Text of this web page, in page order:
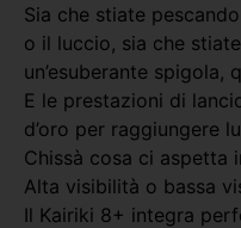
Sia che stiate
o il luccio, sia che
un’esuberante spigola,
E le prestazioni di
d’oro per raggiungere
Chissà cosa ci aspetta
Alta visibilità o bassa
Il Kairiki 8+ integra